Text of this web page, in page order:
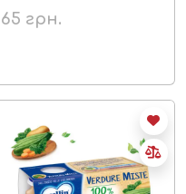
65 грн.